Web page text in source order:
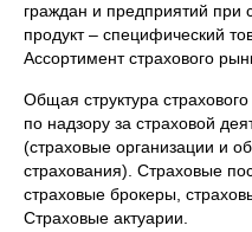
граждан и предприятий при
продукт – специфический
Ассортимент страхового
Общая структура
по надзору за страховой
(страховые организации и
страхования). Страховые
страховые брокеры,
Страховые актуарии.